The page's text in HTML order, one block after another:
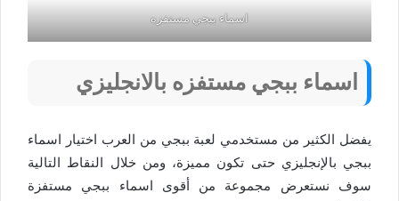
اسماء ببجي مستفزه
اسماء ببجي مستفزه بالانجليزي
يفضل الكثير من مستخدمي لعبة ببجي من العرب اختيار اسماء
ببجي بالإنجليزي حتى تكون مميزة، ومن خلال النقاط التالية
سوف نستعرض مجموعة من أقوى اسماء ببجي مستفزة